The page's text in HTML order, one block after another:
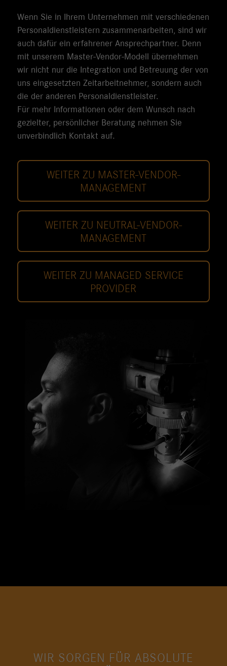
Wenn Sie in Ihrem Unternehmen mit verschiedenen
Personaldienstleistern zusammenarbeiten, sind wir
auch dafür ein erfahrener Ansprechpartner. Denn
mit unserem Master-Vendor-Modell übernehmen
wir nicht nur die Integration und Betreuung der von
uns eingesetzten Zeitarbeitnehmer, sondern auch
die der anderen Personaldienstleister.
Für mehr Informationen oder dem Wunsch nach
gezielter, persönlicher Beratung nehmen Sie
unverbindlich Kontakt auf.
WEITER ZU MASTER-VENDOR-
MANAGEMENT
WEITER ZU NEUTRAL-VENDOR-
MANAGEMENT
WEITER ZU MANAGED SERVICE
PROVIDER
WIR SORGEN FÜR ABSOLUTE